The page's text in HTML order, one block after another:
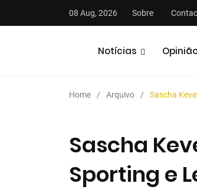
08 Aug, 2026 Sobre
Notícias
Home Arquivo Sascha
Sascha
Sporting e